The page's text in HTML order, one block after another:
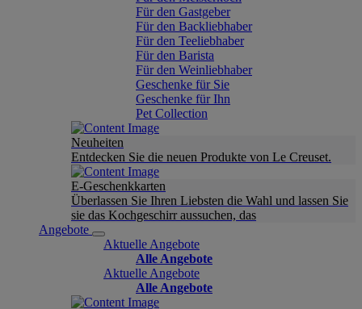
Für den Gastgeber
Für den Backliebhaber
Für den Teeliebhaber
Für den Barista
Für den Weinliebhaber
Geschenke für Sie
Geschenke für Ihn
Pet Collection
Neuheiten
Entdecken Sie die neuen Produkte von Le Creuset.
E-Geschenkkarten
Überlassen Sie Ihren Liebsten die Wahl und lassen Sie
sie das Kochgeschirr aussuchen, das
Angebote
Aktuelle Angebote
Alle Angebote
Aktuelle Angebote
Alle Angebote